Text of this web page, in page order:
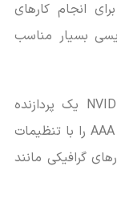
برای انجام کارهای
بسیار مناسب
پردازنده گرافیکی NVIDIA GeForce RTX 4070 یک پردازنده
گرافیکی قدرتمند است که می‌تواند بازی‌های AAA را با تنظیمات
گرافیکی مانند